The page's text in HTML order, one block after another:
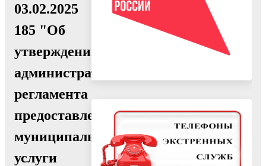
03.02.2025
185 "Об
утверждении
административного
регламента
предоставления
муниципальной
услуги